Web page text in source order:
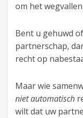
om het
Bent u gehuwd
partnerschap,
recht op
Maar wie
niet automatisch
wilt dat uw